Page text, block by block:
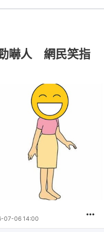
嚇人 網民笑指
07-06 14:00